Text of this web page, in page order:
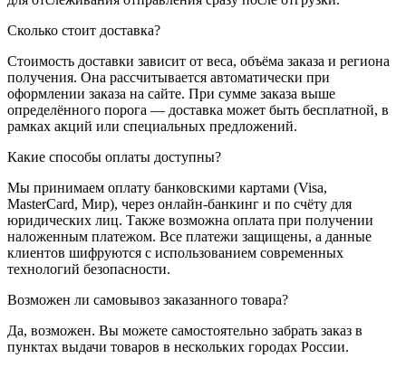
Сколько стоит доставка?
Стоимость доставки зависит от веса, объёма заказа и региона
получения. Она рассчитывается автоматически при
оформлении заказа на сайте. При сумме заказа выше
определённого порога — доставка может быть бесплатной, в
рамках акций или специальных предложений.
Какие способы оплаты доступны?
Мы принимаем оплату банковскими картами (Visa,
MasterCard, Мир), через онлайн-банкинг и по счёту для
юридических лиц. Также возможна оплата при получении
наложенным платежом. Все платежи защищены, а данные
клиентов шифруются с использованием современных
технологий безопасности.
Возможен ли самовывоз заказанного товара?
Да, возможен. Вы можете самостоятельно забрать заказ в
пунктах выдачи товаров в нескольких городах России.